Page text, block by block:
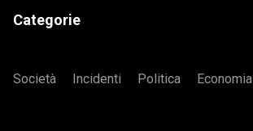
Categorie
Società Incidenti Politica Economia